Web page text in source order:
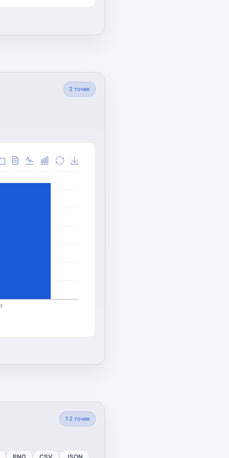
2 точек
12 точек
PNG CSV JSON